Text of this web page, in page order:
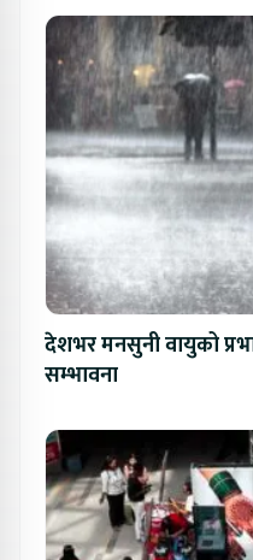
देशभर मनसुनी वायुको
सम्भावना